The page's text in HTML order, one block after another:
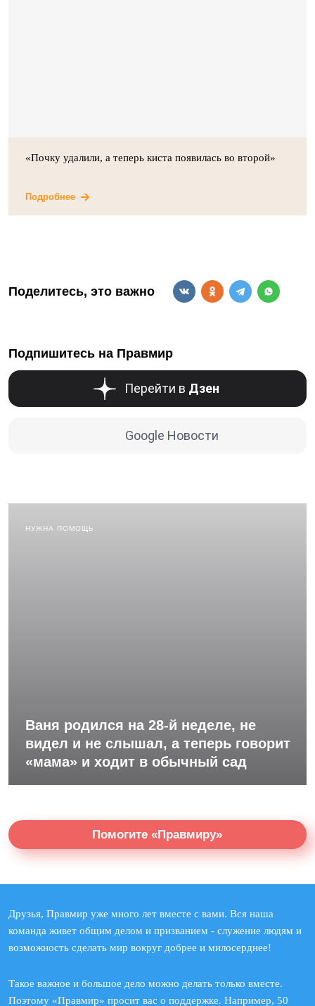
«Почку удалили, а теперь киста появилась во второй»
Подробнее
Поделитесь, это важно
Подпишитесь на Правмир
Перейти в Дзен
Google Новости
НУЖНА ПОМОЩЬ
Ваня родился на 28-й неделе, не
видел и не слышал, а теперь говорит
«мама» и ходит в обычный сад
Помогите «Правмиру»
Друзья, Правмир уже много лет вместе с вами. Вся наша
команда живет общим делом и призванием - служение людям и
возможность сделать мир вокруг добрее и милосерднее!
Такое важное и большое дело можно делать только вместе.
Поэтому «Правмир» просит вас о поддержке. Например, 50